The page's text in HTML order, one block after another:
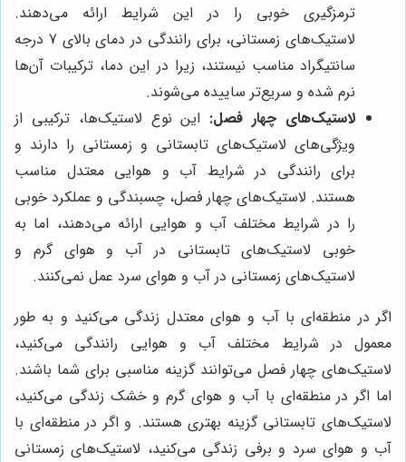
ترمزگیری خوبی را در این شرایط ارائه می‌دهند.
لاستیک‌های زمستانی، برای رانندگی در دمای بالای 7 درجه
سانتیگراد مناسب نیستند، زیرا در این دما، ترکیبات آن‌ها
نرم شده و سریع‌تر ساییده می‌شوند.
لاستیک‌های چهار فصل: این نوع لاستیک‌ها، ترکیبی از
ویژگی‌های لاستیک‌های تابستانی و زمستانی را دارند و
برای رانندگی در شرایط آب و هوایی معتدل مناسب
هستند. لاستیک‌های چهار فصل، چسبندگی و عملکرد خوبی
را در شرایط مختلف آب و هوایی ارائه می‌دهند، اما به
خوبی لاستیک‌های تابستانی در آب و هوای گرم و
لاستیک‌های زمستانی در آب و هوای سرد عمل نمی‌کنند.
اگر در منطقه‌ای با آب و هوای معتدل زندگی می‌کنید و به طور
معمول در شرایط مختلف آب و هوایی رانندگی می‌کنید،
لاستیک‌های چهار فصل می‌توانند گزینه مناسبی برای شما باشند.
اما اگر در منطقه‌ای با آب و هوای گرم و خشک زندگی می‌کنید،
لاستیک‌های تابستانی گزینه بهتری هستند. و اگر در منطقه‌ای با
آب و هوای سرد و برفی زندگی می‌کنید، لاستیک‌های زمستانی